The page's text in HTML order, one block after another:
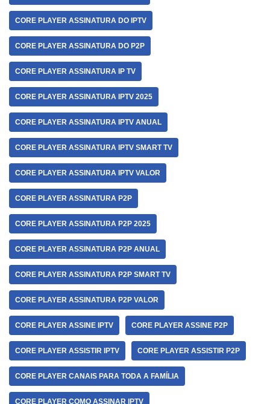
CORE PLAYER ASSINATURA DO IPTV
CORE PLAYER ASSINATURA DO P2P
CORE PLAYER ASSINATURA IP TV
CORE PLAYER ASSINATURA IPTV 2025
CORE PLAYER ASSINATURA IPTV ANUAL
CORE PLAYER ASSINATURA IPTV SMART TV
CORE PLAYER ASSINATURA IPTV VALOR
CORE PLAYER ASSINATURA P2P
CORE PLAYER ASSINATURA P2P 2025
CORE PLAYER ASSINATURA P2P ANUAL
CORE PLAYER ASSINATURA P2P SMART TV
CORE PLAYER ASSINATURA P2P VALOR
CORE PLAYER ASSINE IPTV CORE PLAYER ASSINE P2P
CORE PLAYER ASSISTIR IPTV CORE PLAYER ASSISTIR P2P
CORE PLAYER CANAIS PARA TODA A FAMÍLIA
CORE PLAYER COMO ASSINAR IPTV